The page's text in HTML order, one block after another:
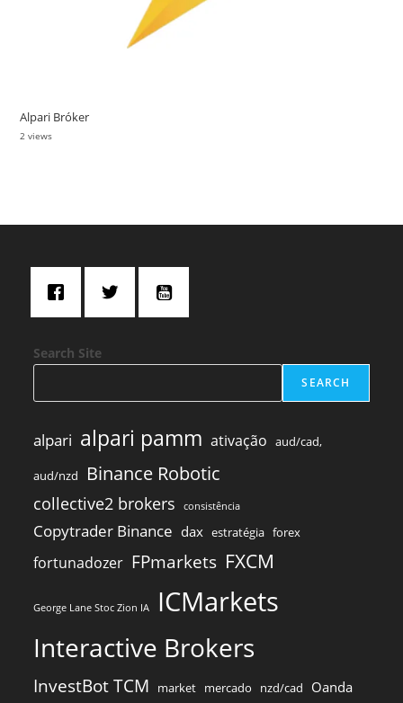
Alpari Bróker
2 views
Search Site
SEARCH
alpari alpari pamm ativação aud/cad,
aud/nzd Binance Robotic
collective2 brokers consistência
Copytrader Binance dax estratégia forex
fortunadozer FPmarkets FXCM
George Lane Stoc Zion IA ICMarkets
Interactive Brokers
InvestBot TCM market mercado nzd/cad Oanda